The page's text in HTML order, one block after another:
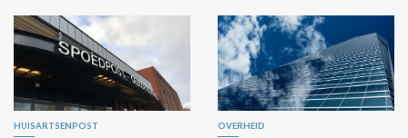
HUISARTSENPOST OVERHEID